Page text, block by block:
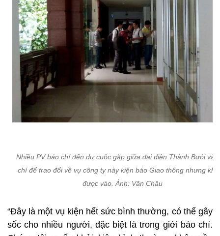
Nhiều PV báo chí đến dự cuộc gặp giữa đại diện Thành Bưởi và
chí để trao đổi về vụ công ty này kiện báo Giao thông nhưng
được vào. Ảnh: Văn Châu
“Đây là một vụ kiện hết sức bình thường, có thể gây
sốc cho nhiều người, đặc biệt là trong giới báo chí.